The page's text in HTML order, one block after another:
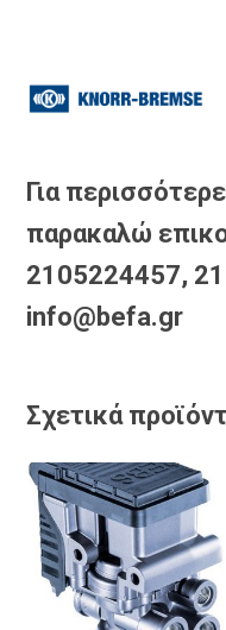
Για
παρακαλώ
2105224457,
info@befa.gr
Σχετικά